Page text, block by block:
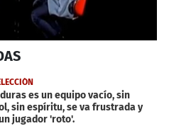
es un equipo vacío, sin
sin espíritu, se va frustrada y
jugador 'roto'.